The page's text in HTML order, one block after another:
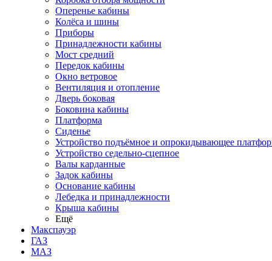
Оперенье кабины
Колёса и шины
Приборы
Принадлежности кабины
Мост средний
Передок кабины
Окно ветровое
Вентиляция и отопление
Дверь боковая
Боковина кабины
Платформа
Сиденье
Устройство подъёмное и опрокидывающее
Устройство седельно-сцепное
Валы карданные
Задок кабины
Основание кабины
Лебедка и принадлежности
Крыша кабины
Ещё
Макспауэр
ГАЗ
МАЗ